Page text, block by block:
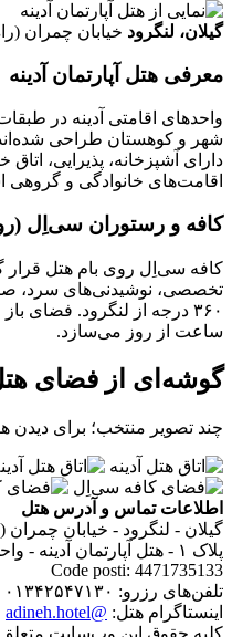
گیلان، لنگرود خیابان چمران
معرفی هتل آپارتمان آدینه
واحدهای اقامتی آدینه در
شهر و کوهستان طراحی
دارای آشپزخانه، پذیرایی،
اقامت‌های خانوادگی و
کافه و رستوران سی‌اِل
کافه سی‌اِل روی بام هتل قرار
تخصصی، نوشیدنی‌های سرد،
۳۶۰ درجه از لنگرود. فضای
ساعت از روز می‌سازد.
گوشه‌ای از فضای
چند تصویر منتخب؛ برای دیدن
اطلاعات تماس و آدرس هتل
گیلان - لنگرود - خیابان
پلاک ۱ - هتل آپارتمان آدینه - واحد ۹
Code posti: 4471735133
تلفن‌های رزرو: ۰۱۳۴۲۵۴۷۱۳۰ - ۰۱۳۴۲۵۴۷۰۹۵ - ۰۹۱۹۸۴۶۵۰۸۷
اینستاگرام هتل: @adineh.hotel
کلیه حقوق این وب‌سایت